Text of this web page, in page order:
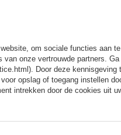
Ben je op zoek naar
om sociale functies aan
onze vertrouwde partners.
Door deze
opslag of toegang instellen
intrekken door de cookies uit